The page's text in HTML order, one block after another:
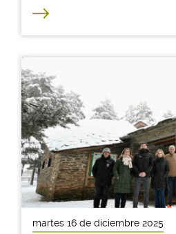
martes 16 de diciembre 2025